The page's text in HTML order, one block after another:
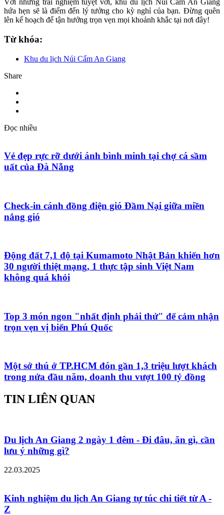
Với những trải nghiệm tuyệt vời, khu du lịch Núi Cấm An Giang
hứa hẹn sẽ là điểm đến lý tưởng cho kỳ nghỉ của bạn. Đừng quên
lên kế hoạch để tận hưởng trọn vẹn mọi khoảnh khắc tại nơi đây!
Từ khóa:
Khu du lịch Núi Cấm An Giang
Share
Đọc nhiều
Vẻ đẹp rực rỡ dưới ánh bình minh tại chợ cá sầm
uất của Đà Nẵng
Check-in cánh đồng điện gió Đầm Nại giữa miền
nắng gió
Động đất 7,1 độ tại Kumamoto Nhật Bản khiến hơn
30 người thiệt mạng, 1 thực tập sinh Việt Nam
không quá khỏi
Top 3 món ngon "nhất định phải thử" để cảm nhận
trọn vẹn vị biển Phú Quốc
Một sở thú ở TP.HCM đón gần 1,3 triệu lượt khách
trong nửa đầu năm, doanh thu vượt 100 tỷ đồng
TIN LIÊN QUAN
Du lịch An Giang 2 ngày 1 đêm - Đi đâu, ăn gì, cần
lưu ý những gì?
22.03.2025
Kinh nghiệm du lịch An Giang tự túc chi tiết từ A -
Z